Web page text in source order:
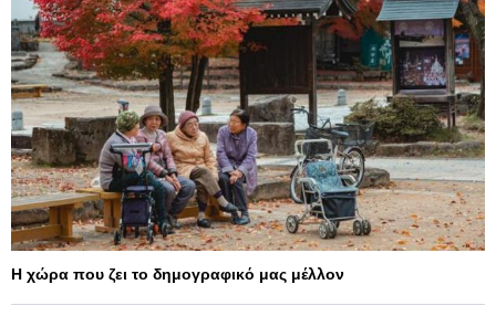
Η χώρα που ζει το δημογραφικό μας μέλλον